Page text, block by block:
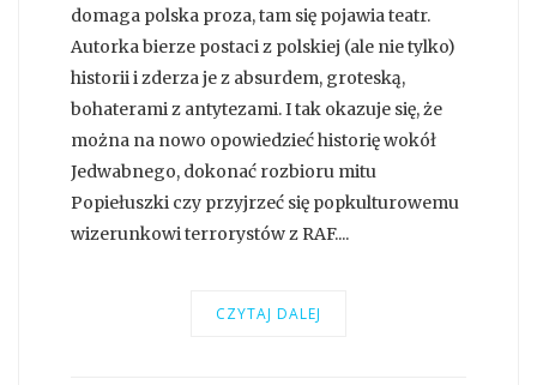
domaga polska proza, tam się pojawia teatr.
Autorka bierze postaci z polskiej (ale nie tylko)
historii i zderza je z absurdem, groteską,
bohaterami z antytezami. I tak okazuje się, że
można na nowo opowiedzieć historię wokół
Jedwabnego, dokonać rozbioru mitu
Popiełuszki czy przyjrzeć się popkulturowemu
wizerunkowi terrorystów z RAF....
CZYTAJ DALEJ